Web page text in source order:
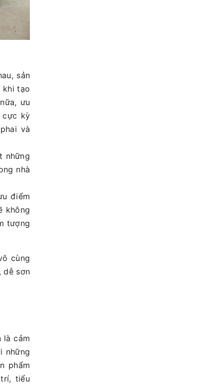
sản
khi tạo
ưu
cực kỳ
và
những
nhà
điểm
không
tượng
cùng
dễ sơn
là cảm
những
phẩm
tiểu